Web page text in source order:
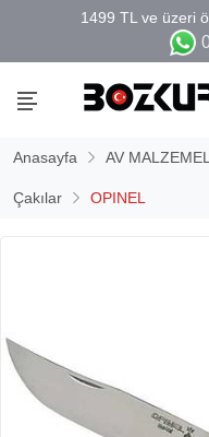
Anasayfa AV
Çakılar OPINEL